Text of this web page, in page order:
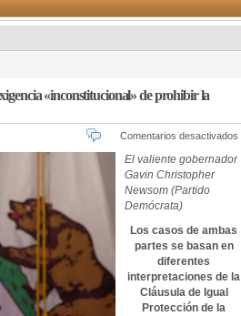
«inconstitucional» de prohibir la
Comentarios desactivados
El valiente gobernador
Gavin Christopher
Newsom (Partido
Demócrata)
Los casos de ambas
partes se basan en
diferentes
interpretaciones de la
Cláusula de Igual
Protección de la